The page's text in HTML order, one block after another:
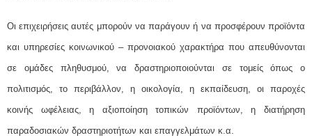
Οι επιχειρήσεις αυτές μπορούν να παράγουν ή να προσφέρουν προϊόντα
και υπηρεσίες κοινωνικού – προνοιακού χαρακτήρα που απευθύνονται
σε ομάδες πληθυσμού, να δραστηριοποιούνται σε τομείς όπως ο
πολιτισμός, το περιβάλλον, η οικολογία, η εκπαίδευση, οι παροχές
κοινής ωφέλειας, η αξιοποίηση τοπικών προϊόντων, η διατήρηση
παραδοσιακών δραστηριοτήτων και επαγγελμάτων κ.α.